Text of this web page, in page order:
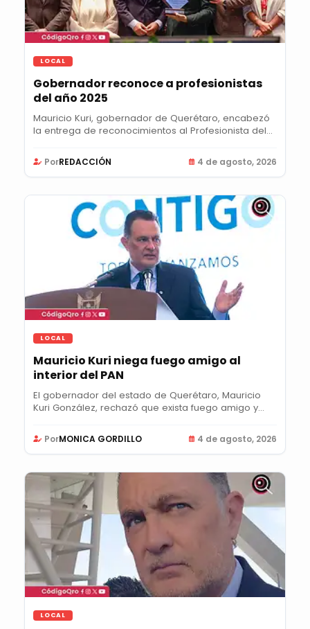
LOCAL
Gobernador reconoce a profesionistas
del año 2025
Mauricio Kuri, gobernador de Querétaro, encabezó
la entrega de reconocimientos al Profesionista del...
PorREDACCIÓN 4 de agosto, 2026
LOCAL
Mauricio Kuri niega fuego amigo al
interior del PAN
El gobernador del estado de Querétaro, Mauricio
Kuri González, rechazó que exista fuego amigo y...
PorMONICA GORDILLO 4 de agosto, 2026
LOCAL